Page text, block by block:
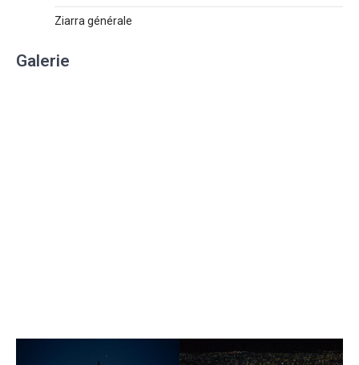
Ziarra générale
Galerie